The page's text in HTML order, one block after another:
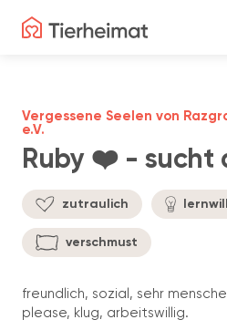
Ruby ❤️ - sucht
Vergessene Seelen von
e.V.
zutraulich
verschmust
freundlich, sozial, sehr
please, klug, arbeitswillig.